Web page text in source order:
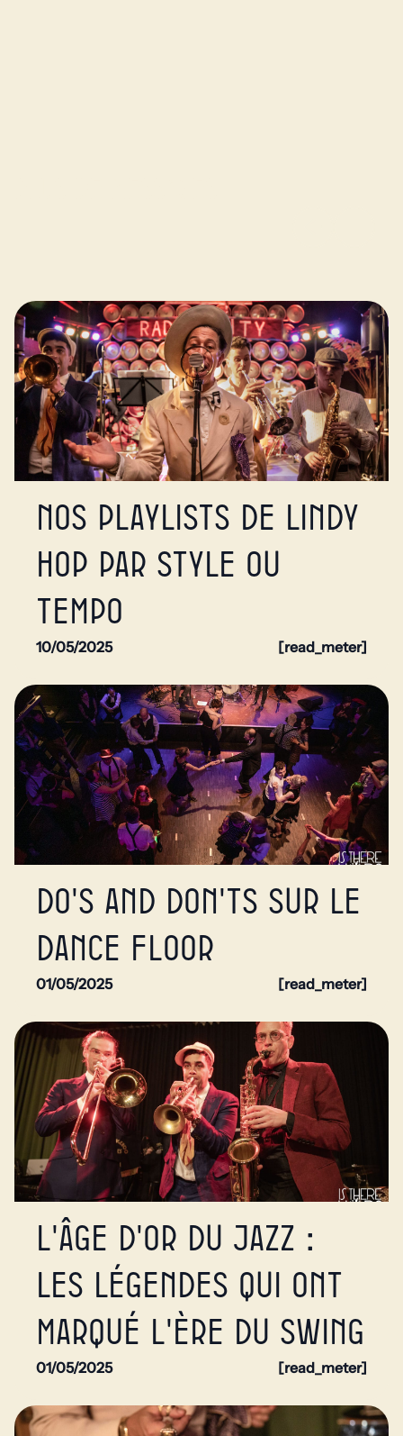
Nos playlists de lindy
hop par style ou
tempo
10/05/2025 [read_meter]
Do's and Don'ts sur le
dance floor
01/05/2025 [read_meter]
L'âge d'or du jazz :
les légendes qui ont
marqué l'ère du swing
01/05/2025 [read_meter]